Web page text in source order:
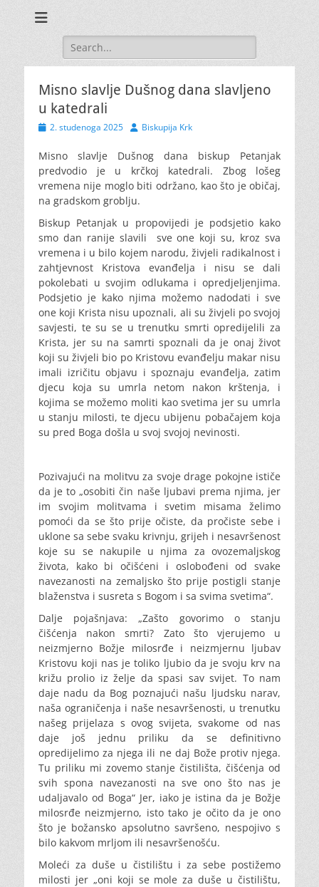
Search
for:
Misno slavlje Dušnog dana slavljeno
u katedrali
Posted
2. studenoga 2025 AuthorBiskupija Krk
Misno slavlje Dušnog dana biskup Petanjak
predvodio je u krčkoj katedrali. Zbog lošeg
vremena nije moglo biti održano, kao što je običaj,
na gradskom groblju.
Biskup Petanjak u propovijedi je podsjetio kako
smo dan ranije slavili sve one koji su, kroz sva
vremena i u bilo kojem narodu, živjeli radikalnost i
zahtjevnost Kristova evanđelja i nisu se dali
pokolebati u svojim odlukama i opredjeljenjima.
Podsjetio je kako njima možemo nadodati i sve
one koji Krista nisu upoznali, ali su živjeli po svojoj
savjesti, te su se u trenutku smrti opredijelili za
Krista, jer su na samrti spoznali da je onaj život
koji su živjeli bio po Kristovu evanđelju makar nisu
imali izričitu objavu i spoznaju evanđelja, zatim
djecu koja su umrla netom nakon krštenja, i
kojima se možemo moliti kao svetima jer su umrla
u stanju milosti, te djecu ubijenu pobačajem koja
su pred Boga došla u svoj svojoj nevinosti.
Pozivajući na molitvu za svoje drage pokojne ističe
da je to „osobiti čin naše ljubavi prema njima, jer
im svojim molitvama i svetim misama želimo
pomoći da se što prije očiste, da pročiste sebe i
uklone sa sebe svaku krivnju, grijeh i nesavršenost
koje su se nakupile u njima za ovozemaljskog
života, kako bi očišćeni i oslobođeni od svake
navezanosti na zemaljsko što prije postigli stanje
blaženstva i susreta s Bogom i sa svima svetima“.
Dalje pojašnjava: „Zašto govorimo o stanju
čišćenja nakon smrti? Zato što vjerujemo u
neizmjerno Božje milosrđe i neizmjernu ljubav
Kristovu koji nas je toliko ljubio da je svoju krv na
križu prolio iz želje da spasi sav svijet. To nam
daje nadu da Bog poznajući našu ljudsku narav,
naša ograničenja i naše nesavršenosti, u trenutku
našeg prijelaza s ovog svijeta, svakome od nas
daje još jednu priliku da se definitivno
opredijelimo za njega ili ne daj Bože protiv njega.
Tu priliku mi zovemo stanje čistilišta, čišćenja od
svih spona navezanosti na sve ono što nas je
udaljavalo od Boga“ Jer, iako je istina da je Božje
milosrđe neizmjerno, isto tako je očito da je ono
što je božansko apsolutno savršeno, nespojivo s
bilo kakvom mrljom ili nesavršenošću.
Moleći za duše u čistilištu i za sebe postižemo
milosti jer „oni koji se mole za duše u čistilištu,